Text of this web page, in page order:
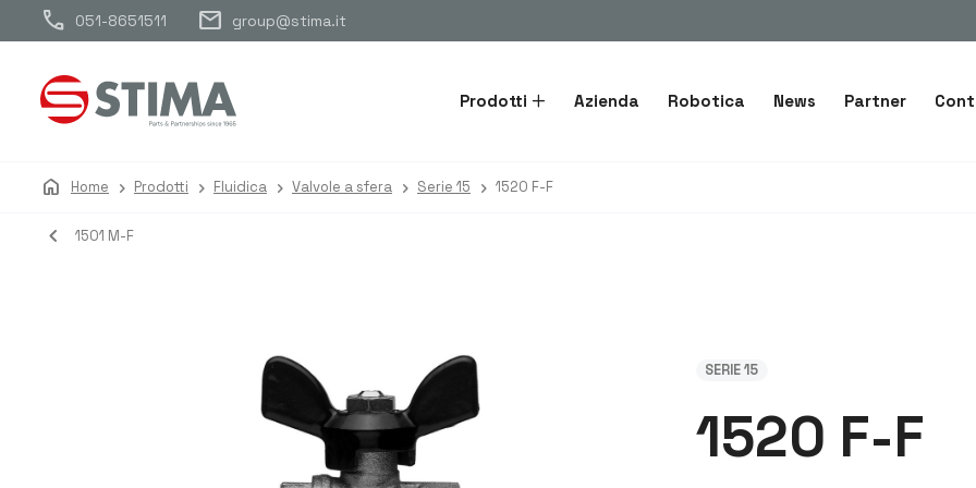
call 051-8651511 mail group@stima.it
Prodotti Azienda Robotica News Partner
home Home Prodotti Fluidica Valvole a sfera Serie 15 1520 F-F
navigate_before 1501 M-F
SERIE 15
1520 F-F